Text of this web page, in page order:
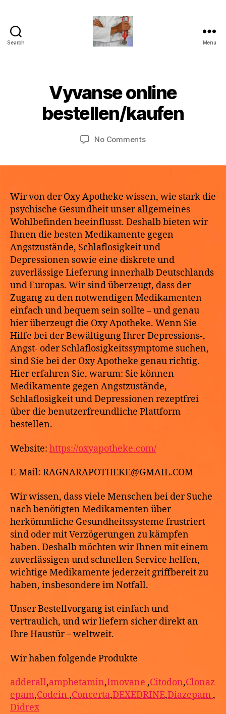
Search Menu
Categories
I
Vyvanse online
bestellen/kaufen
y
p
t
M
a
y
2
2
2
No Commentson
Wir von der Oxy Apotheke wissen, wie stark die
psychische Gesundheit unser allgemeines
Wohlbefinden beeinflusst. Deshalb bieten wir
Ihnen die besten Medikamente gegen
Angstzustände, Schlaflosigkeit und
Depressionen sowie eine diskrete und
zuverlässige Lieferung innerhalb Deutschlands
und Europas. Wir sind überzeugt, dass der
Zugang zu den notwendigen Medikamenten
einfach und bequem sein sollte – und genau
hier überzeugt die Oxy Apotheke. Wenn Sie
Hilfe bei der Bewältigung Ihrer Depressions-,
Angst- oder Schlaflosigkeitssymptome suchen,
sind Sie bei der Oxy Apotheke genau richtig.
Hier erfahren Sie, warum: Sie können
Medikamente gegen Angstzustände,
Schlaflosigkeit und Depressionen rezeptfrei
über die benutzerfreundliche Plattform
bestellen.
Website: https://oxyapotheke.com/
E-Mail: RAGNARAPOTHEKE@GMAIL.COM
Wir wissen, dass viele Menschen bei der Suche
nach benötigten Medikamenten über
herkömmliche Gesundheitssysteme frustriert
sind oder mit Verzögerungen zu kämpfen
haben. Deshalb möchten wir Ihnen mit einem
zuverlässigen und schnellen Service helfen,
wichtige Medikamente jederzeit griffbereit zu
haben, insbesondere im Notfall.
Unser Bestellvorgang ist einfach und
vertraulich, und wir liefern sicher direkt an
Ihre Haustür – weltweit.
Wir haben folgende Produkte
adderall,amphetamin,Imovane ,Citodon,Clonaz
epam,Codein ,Concerta,DEXEDRINE,Diazepam ,
Didrex